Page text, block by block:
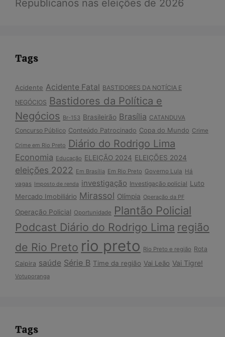
Republicanos nas eleições de 2026
Tags
Acidente Acidente Fatal BASTIDORES DA NOTÍCIA E
NEGÓCIOS Bastidores da Política e
Negócios Br-153 Brasileirão Brasília CATANDUVA
Concurso Público Conteúdo Patrocinado Copa do Mundo Crime
Crime em Rio Preto Diário do Rodrigo Lima
Economia Educação ELEIÇÃO 2024 ELEIÇÕES 2024
eleições 2022 Em Brasília Em Rio Preto Governo Lula Há
vagas
Imposto de renda investigação Investigação policial Luto
Mercado Imobiliário Mirassol Olímpia Operação da PF
Operação Policial Oportunidade Plantão Policial
Podcast Diário do Rodrigo Lima região
de Rio Preto rio preto Rio Preto e região Rota
Caipira saúde Série B Time da região Vai Leão Vai Tigre!
Votuporanga
Tags